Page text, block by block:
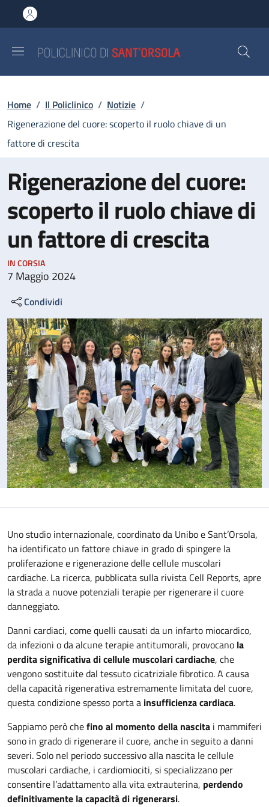
al contenuto principale
to footer content
Briciole di pane
Home / Il Policlinico / Notizie /
Rigenerazione del cuore: scoperto il ruolo chiave di un
fattore di crescita
Rigenerazione del cuore:
scoperto il ruolo chiave di
un fattore di crescita
IN CORSIA
7 Maggio 2024
Condividi
Uno studio internazionale, coordinato da Unibo e Sant’Orsola,
ha identificato un fattore chiave in grado di spingere la
proliferazione e rigenerazione delle cellule muscolari
cardiache. La ricerca, pubblicata sulla rivista Cell Reports, apre
la strada a nuove potenziali terapie per rigenerare il cuore
danneggiato.
Danni cardiaci, come quelli causati da un infarto miocardico,
da infezioni o da alcune terapie antitumorali, provocano la
perdita significativa di cellule muscolari cardiache, che
vengono sostituite dal tessuto cicatriziale fibrotico. A causa
della capacità rigenerativa estremamente limitata del cuore,
questa condizione spesso porta a insufficienza cardiaca.
Sappiamo però chefino al momento della nascita i mammiferi
sono in grado di rigenerare il cuore, anche in seguito a danni
severi. Solo nel periodo successivo alla nascita le cellule
muscolari cardiache, i cardiomiociti, si specializzano per
consentire l’adattamento alla vita extrauterina, perdendo
definitivamente la capacità di rigenerarsi.